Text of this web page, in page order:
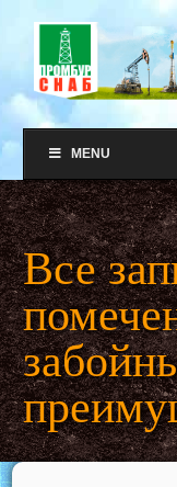
MENU
Все